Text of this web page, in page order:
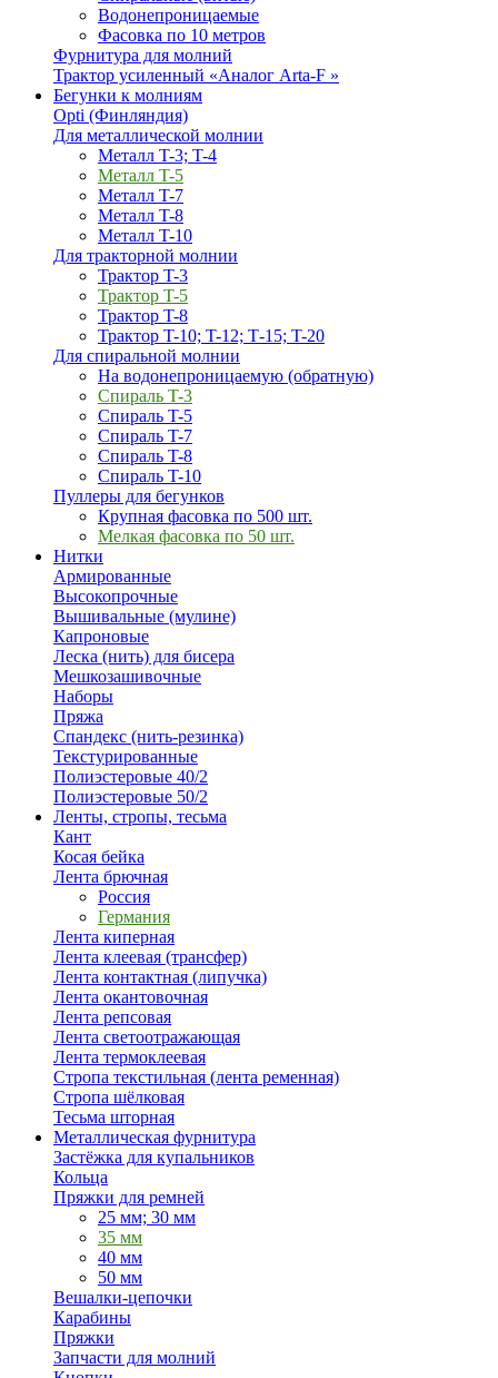
Водонепроницаемые
Фасовка по 10 метров
Фурнитура для молний
Трактор усиленный «Аналог Arta-F »
Бегунки к молниям
Opti (Финляндия)
Для металлической молнии
Металл T-3; T-4
Металл T-5
Металл T-7
Металл T-8
Металл T-10
Для тракторной молнии
Трактор T-3
Трактор T-5
Трактор T-8
Трактор T-10; T-12; Т-15; T-20
Для спиральной молнии
На водонепроницаемую (обратную)
Спираль T-3
Спираль T-5
Спираль T-7
Спираль T-8
Спираль T-10
Пуллеры для бегунков
Крупная фасовка по 500 шт.
Мелкая фасовка по 50 шт.
Нитки
Армированные
Высокопрочные
Вышивальные (мулине)
Капроновые
Леска (нить) для бисера
Мешкозашивочные
Наборы
Пряжа
Спандекс (нить-резинка)
Текстурированные
Полиэстеровые 40/2
Полиэстеровые 50/2
Ленты, стропы, тесьма
Кант
Косая бейка
Лента брючная
Россия
Германия
Лента киперная
Лента клеевая (трансфер)
Лента контактная (липучка)
Лента окантовочная
Лента репсовая
Лента светоотражающая
Лента термоклеевая
Стропа текстильная (лента ременная)
Стропа шёлковая
Тесьма шторная
Металлическая фурнитура
Застёжка для купальников
Кольца
Пряжки для ремней
25 мм; 30 мм
35 мм
40 мм
50 мм
Вешалки-цепочки
Карабины
Пряжки
Запчасти для молний